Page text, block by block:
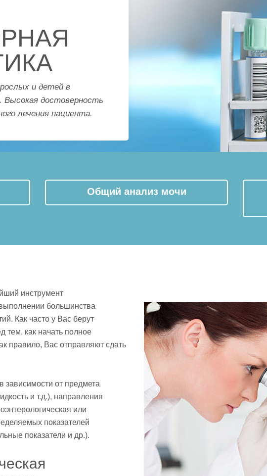
и детей в
Высокая достоверность
лечения пациента.
Общий анализ мочи
инструмент
большинства
Как часто у Вас берут
тем, как начать полное
правило, Вас отправляют сдать
зависимости от предмета
и т.д.), направления
или
показателей
показатели и др.).